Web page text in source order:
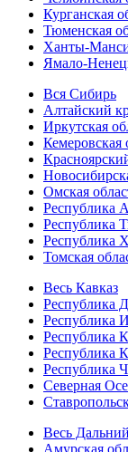
Курганская
Тюменская
Ханты-
Ямало-
Вся Сибирь
Алтайский
Иркутская
Кемеровская
Омская
Республика
Республика
Республика
Томская
Весь Кавказ
Республика
Республика
Республика
Республика
Республика
Северная
Весь
Амурская